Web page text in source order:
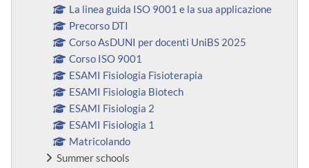
La linea guida ISO 9001 e la sua applicazione
Precorso DTI
Corso AsDUNI per docenti UniBS 2025
Corso ISO 9001
ESAMI Fisiologia Fisioterapia
ESAMI Fisiologia Biotech
ESAMI Fisiologia 2
ESAMI Fisiologia 1
Matricolando
Summer schools